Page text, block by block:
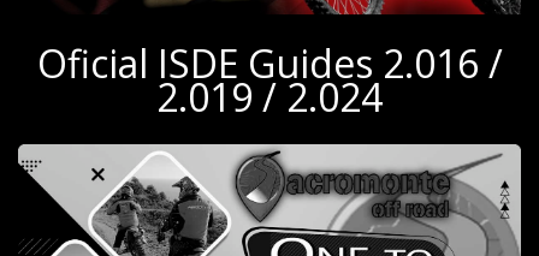
Oficial ISDE Guides 2.016 /
2.019 / 2.024